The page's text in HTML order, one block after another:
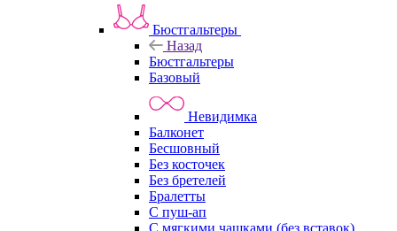
Бюстгальтеры
Назад
Бюстгальтеры
Базовый
Невидимка
Балконет
Бесшовный
Без косточек
Без бретелей
Бралетты
С пуш-ап